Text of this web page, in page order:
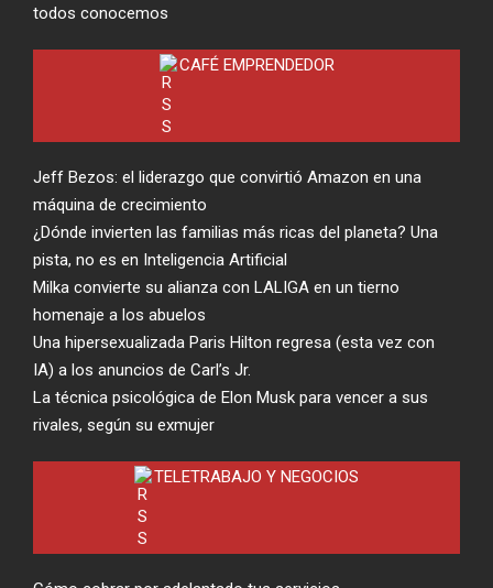
todos conocemos
CAFÉ EMPRENDEDOR
Jeff Bezos: el liderazgo que convirtió Amazon en una
máquina de crecimiento
¿Dónde invierten las familias más ricas del planeta? Una
pista, no es en Inteligencia Artificial
Milka convierte su alianza con LALIGA en un tierno
homenaje a los abuelos
Una hipersexualizada Paris Hilton regresa (esta vez con
IA) a los anuncios de Carl’s Jr.
La técnica psicológica de Elon Musk para vencer a sus
rivales, según su exmujer
TELETRABAJO Y NEGOCIOS